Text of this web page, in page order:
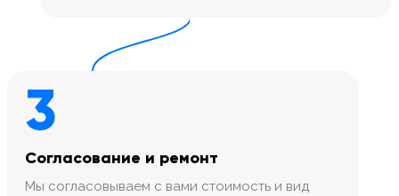
3
Согласование и ремонт
Мы согласовываем с вами стоимость и вид